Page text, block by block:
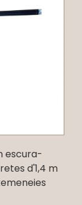
escura-
d'1,4 m